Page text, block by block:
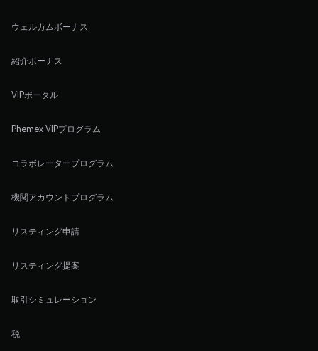
ウェルカムボーナス
紹介ボーナス
VIPポータル
Phemex VIPプログラム
コラボレータープログラム
機関アカウントプログラム
リスティング申請
リスティング提案
取引シミュレーション
税